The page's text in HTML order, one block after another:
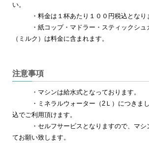
い。
・料金は１杯あたり１００円税込となり
・紙コップ・マドラー・スティックシュ
（ミルク）は料金に含まれます。
注意事項
・マシンは給水式となっております。
・ミネラルウォーター（2Ｌ）につきまし
込でご利用頂けます。
・セルフサービスとなりますので、マシ
てお願い致します。